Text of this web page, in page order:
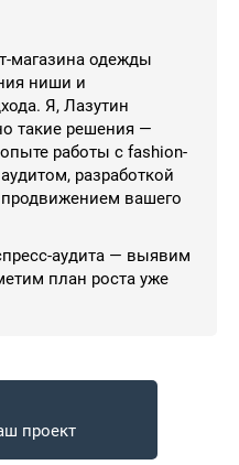
магазина одежды
ниши и
Я, Лазутин
такие решения —
работы с fashion-
разработкой
вашего
аудита — выявим
план роста уже
проект